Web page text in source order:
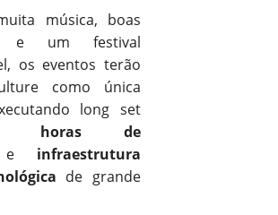
música, boas
e um festival
os eventos terão
como única
long set
horas de
infraestrutura
de grande